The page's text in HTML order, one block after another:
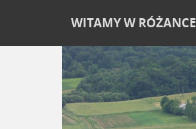
WITAMY W RÓŻANCE